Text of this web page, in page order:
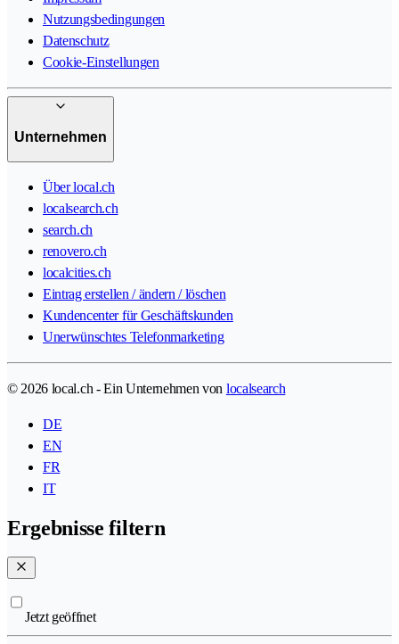
Nutzungsbedingungen
Datenschutz
Cookie-Einstellungen
Unternehmen
Über local.ch
localsearch.ch
search.ch
renovero.ch
localcities.ch
Eintrag erstellen / ändern / löschen
Kundencenter für Geschäftskunden
Unerwünschtes Telefonmarketing
© 2026 local.ch - Ein Unternehmen von localsearch
DE
EN
FR
IT
Ergebnisse filtern
Jetzt geöffnet